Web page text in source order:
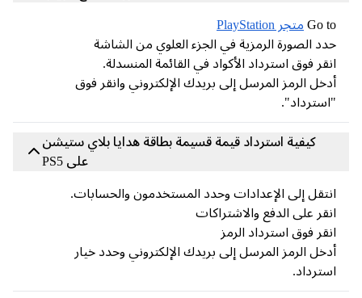
متجر PlayStation
الصورة الرمزية في الجزء العلوي من الشاشة
فوق استرداد الأكواد في القائمة المنسدلة.
الرمز المرسل إلى بريدك الإلكتروني وانقر فوق
كيفية استرداد قيمة قسيمة بطاقة هدايا بلاي ستيشن
إلى الإعدادات وحدد المستخدمون والحسابات.
على الدفع والاشتراكات
فوق استرداد الرمز
الرمز المرسل إلى بريدك الإلكتروني وحدد خيار